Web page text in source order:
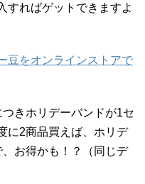
すればゲットできますよ
豆をオンラインストアで
きホリデーバンドが1セ
に2商品買えば、ホリデ
お得かも！？（同じデ